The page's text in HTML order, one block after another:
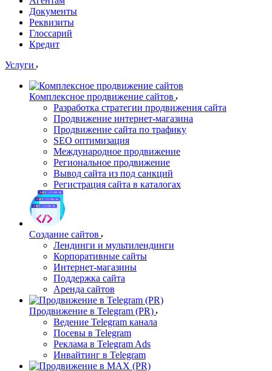
Документы
Реквизиты
Глоссарий
Кредит
Услуги
Комплексное продвижение сайтов
Разработка стратегии продвижения сайта
Продвижение интернет-магазина
Продвижение сайта по трафику
SEO оптимизация
Международное продвижение
Региональное продвижение
Вывод сайта из под санкций
Регистрация сайта в каталогах
Создание сайтов
Лендинги и мультилендинги
Корпоративные сайты
Интернет-магазины
Поддержка сайта
Аренда сайтов
Продвижение в Telegram (PR)
Ведение Telegram канала
Посевы в Telegram
Реклама в Telegram Ads
Инвайтинг в Telegram